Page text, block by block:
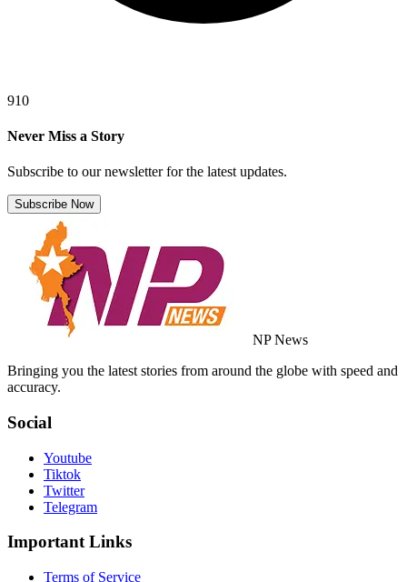
910
Never Miss a Story
Subscribe to our newsletter for the latest updates.
Subscribe Now
NP News
Bringing you the latest stories from around the globe with speed and
accuracy.
Social
Youtube
Tiktok
Twitter
Telegram
Important Links
Terms of Service